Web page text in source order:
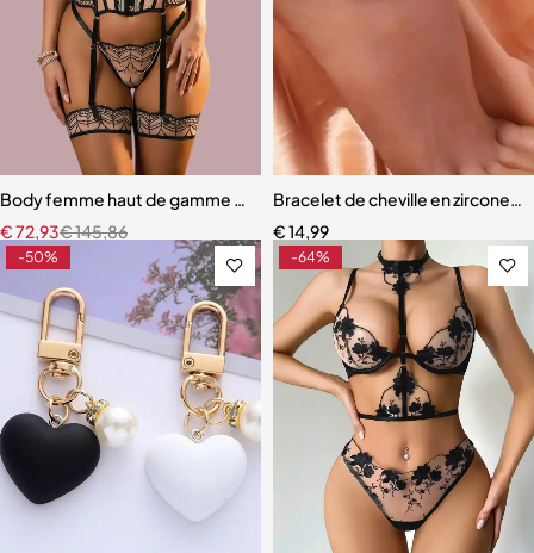
Body femme haut de gamme – Lingerie en maille au design raffiné
€145,86
€72,93
Bracelet de cheville en zircone
€14,99
-50% -64%